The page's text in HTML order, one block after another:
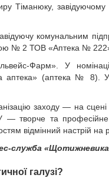
Тіманюку,
комунальним
№ 2 ТОВ «Аптека №
Фарм». У
аптека» (аптека № 8). У
заходу — на
— творче та
відмінний настрій на
служба
галузі?